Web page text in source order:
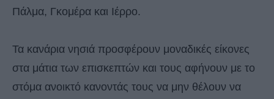
Πάλμα, Γκομέρα και Ιέρρο.
Τα κανάρια νησιά προσφέρουν μοναδικές είκονες
στα μάτια των επισκεπτών και τους αφήνουν με το
στόμα ανοικτό κανοντάς τους να μην θέλουν να